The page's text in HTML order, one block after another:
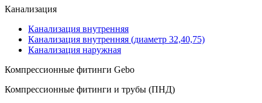
Канализация
Канализация внутренняя
Канализация внутренняя (диаметр 32,40,75)
Канализация наружная
Компрессионные фитинги Gebo
Компрессионные фитинги и трубы (ПНД)